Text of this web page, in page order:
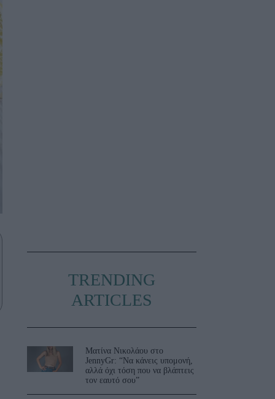
TRENDING
ARTICLES
Ματίνα Νικολάου στο
JennyGr: “Να κάνεις υπομονή,
αλλά όχι τόση που να βλάπτεις
τον εαυτό σου”